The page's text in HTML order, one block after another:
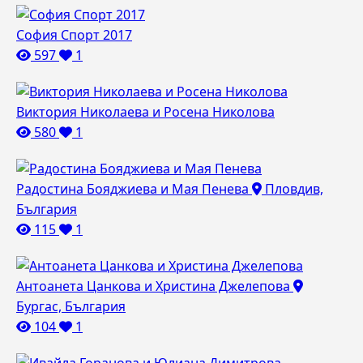
София Спорт 2017
597
1
Виктория Николаева и Росена Николова
580
1
Радостина Бояджиева и Мая Пенева
Пловдив,
България
115
1
Антоанета Цанкова и Христина Джелепова
Бургас, България
104
1